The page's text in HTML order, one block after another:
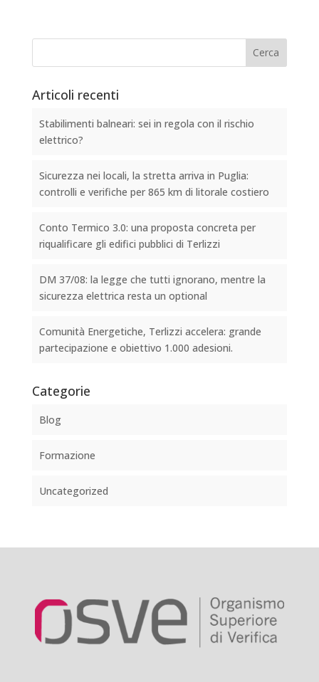
Articoli recenti
Stabilimenti balneari: sei in regola con il rischio
elettrico?
Sicurezza nei locali, la stretta arriva in Puglia:
controlli e verifiche per 865 km di litorale costiero
Conto Termico 3.0: una proposta concreta per
riqualificare gli edifici pubblici di Terlizzi
DM 37/08: la legge che tutti ignorano, mentre la
sicurezza elettrica resta un optional
Comunità Energetiche, Terlizzi accelera: grande
partecipazione e obiettivo 1.000 adesioni.
Categorie
Blog
Formazione
Uncategorized